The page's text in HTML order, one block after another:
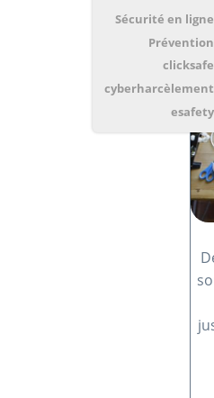
Sécurité en ligne
Prévention
clicksafe
cyberharcèlement
esafety